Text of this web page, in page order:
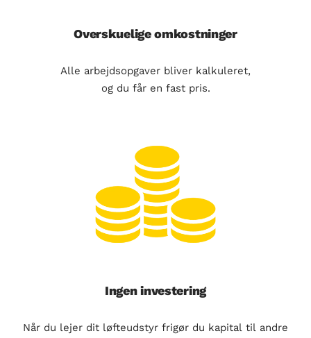
Overskuelige omkostninger
Alle arbejdsopgaver bliver kalkuleret,
og du får en fast pris.
Ingen investering
Når du lejer dit løfteudstyr frigør du kapital til andre